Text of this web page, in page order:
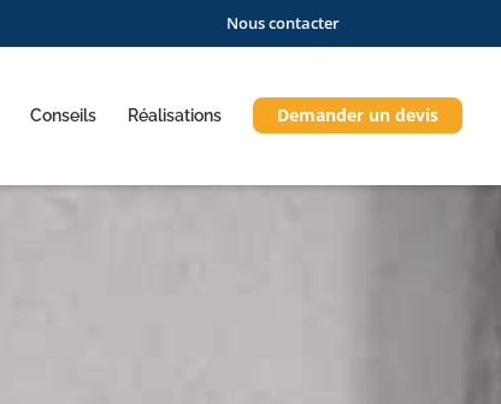
Nous contacter
Conseils Réalisations Demander un devis